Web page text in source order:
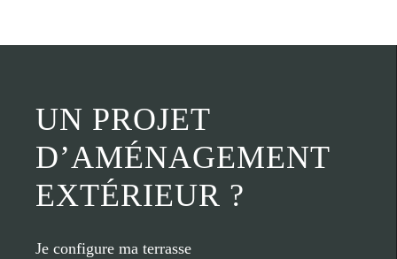
UN PROJET
D’AMÉNAGEMENT
EXTÉRIEUR ?
Je configure ma terrasse